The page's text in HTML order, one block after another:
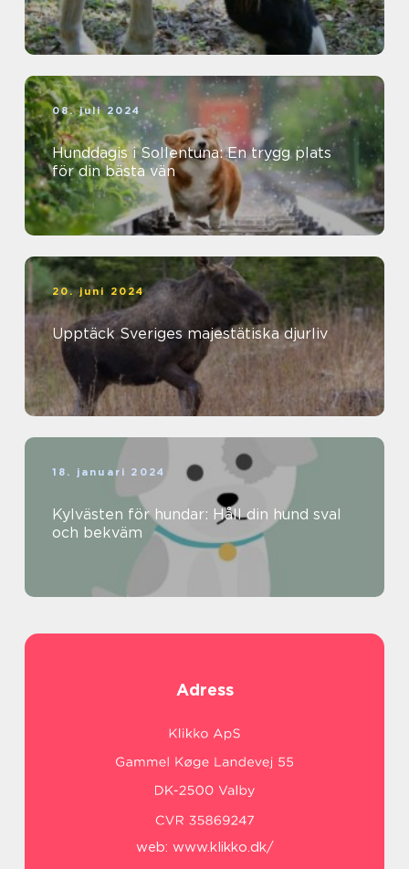
08. juli 2024
Hunddagis i Sollentuna: En trygg plats
för din bästa vän
20. juni 2024
Upptäck Sveriges majestätiska djurliv
18. januari 2024
Kylvästen för hundar: Håll din hund sval
och bekväm
Adress
web: www.klikko.dk/